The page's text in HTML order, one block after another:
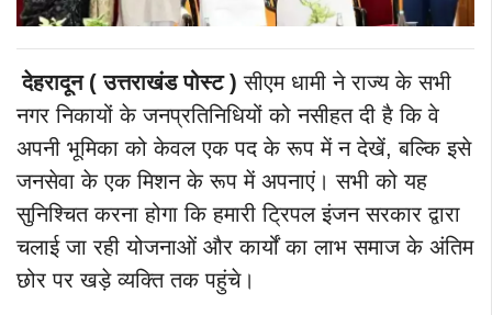
देहरादून ( उत्तराखंड पोस्ट ) सीएम धामी ने राज्य के सभी
नगर निकायों के जनप्रतिनिधियों को नसीहत दी है कि वे
अपनी भूमिका को केवल एक पद के रूप में न देखें, बल्कि इसे
जनसेवा के एक मिशन के रूप में अपनाएं। सभी को यह
सुनिश्चित करना होगा कि हमारी ट्रिपल इंजन सरकार द्वारा
चलाई जा रही योजनाओं और कार्यों का लाभ समाज के अंतिम
छोर पर खड़े व्यक्ति तक पहुंचे।